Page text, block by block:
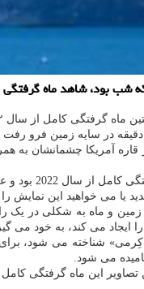
بود، شاهد ماه گرفتگی
سال ۲۰۲۲ تا حالا ساعاتی قبل، آسمان شب را زیبا کرد، اما تنها آنهایی که در نیمه شب زمین قرار داشتند، توانستند آنرا ببینند.
آمریکا چشمانشان به
برای ثبت این مناظر را از دست بدهند.
یا می خواهید این نمایش
و ماه به شکلی در یک
ایجاد می کند، به خود می
شناخته می شود،
می شود.
این ماه گرفتگی کامل